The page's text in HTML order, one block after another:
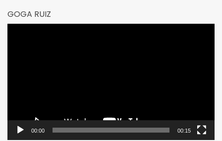
GOGA RUIZ
00:00 00:15